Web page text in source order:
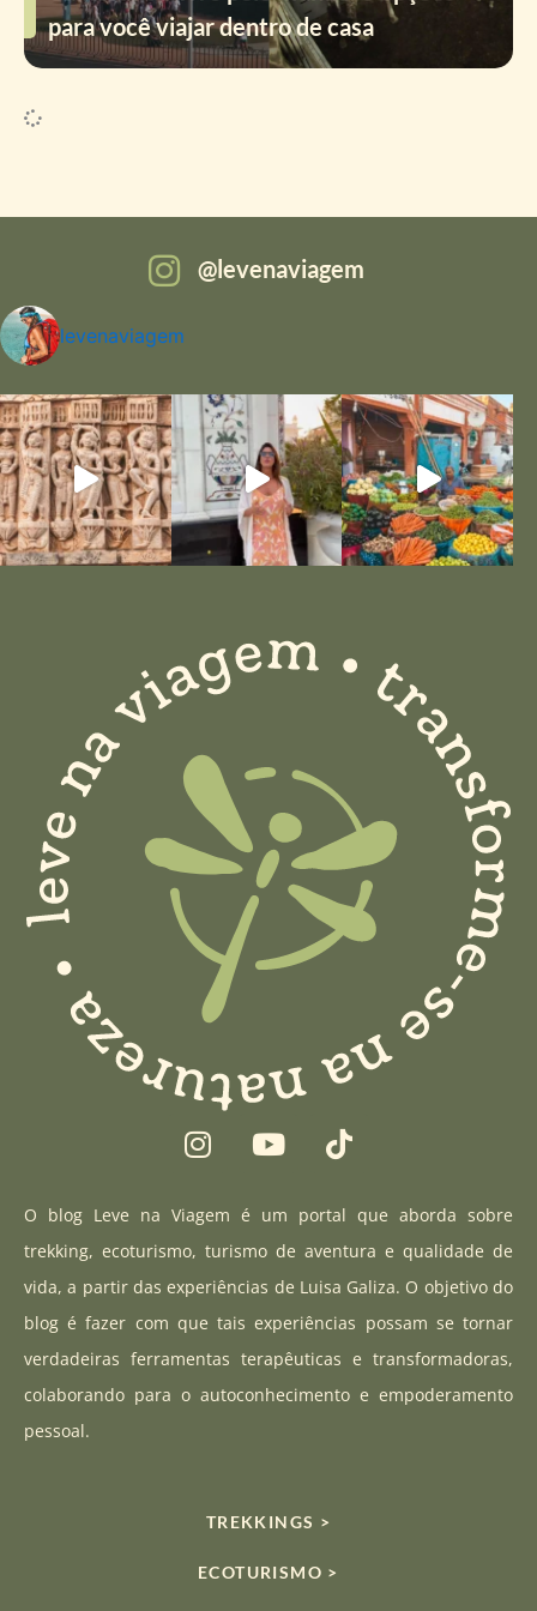
para você viajar dentro de casa
levenaviagem
levenaviagem
I
n
t
a
g
a
m
Y
o
t
u
b
T
i
t
o
k
O blog Leve na Viagem é um portal que aborda sobre
trekking, ecoturismo, turismo de aventura e qualidade de
vida, a partir das experiências de Luisa Galiza. O objetivo do
blog é fazer com que tais experiências possam se tornar
verdadeiras ferramentas terapêuticas e transformadoras,
colaborando para o autoconhecimento e empoderamento
pessoal.
TREKKINGS >
ECOTURISMO >